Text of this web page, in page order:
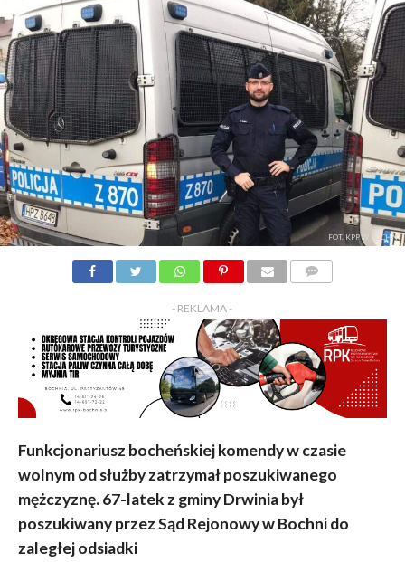
FOT. KPP W BOCHNI
- REKLAMA -
Funkcjonariusz bocheńskiej komendy w czasie
wolnym od służby zatrzymał poszukiwanego
mężczyznę. 67-latek z gminy Drwinia był
poszukiwany przez Sąd Rejonowy w Bochni do
zaległej odsiadki